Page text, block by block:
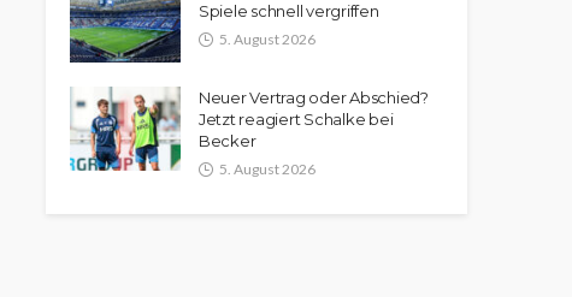
Spiele schnell vergriffen
5. August 2026
Neuer Vertrag oder Abschied?
Jetzt reagiert Schalke bei
Becker
5. August 2026